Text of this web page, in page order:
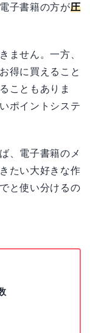
子書籍の方が圧
ません。一方、
得に買えること
こともありま
ポイントシステ
、電子書籍のメ
たい大好きな作
と使い分けるの